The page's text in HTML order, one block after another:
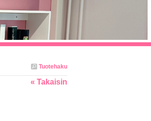
Tuotehaku
« Takaisin